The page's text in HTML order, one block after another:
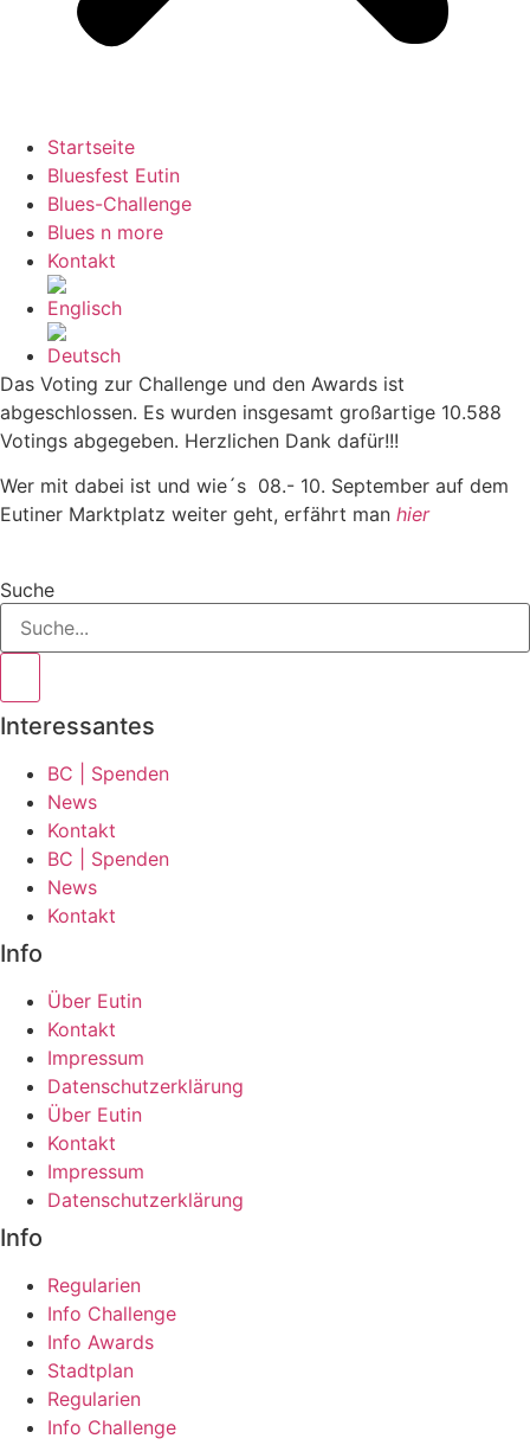
Startseite
Bluesfest Eutin
Blues-Challenge
Blues n more
Kontakt
Das Voting zur Challenge und den Awards ist
abgeschlossen. Es wurden insgesamt großartige 10.588
Votings abgegeben. Herzlichen Dank dafür!!!
Wer mit dabei ist und wie´s 08.- 10. September auf dem
Eutiner Marktplatz weiter geht, erfährt man hier
Suche
Interessantes
BC | Spenden
News
Kontakt
BC | Spenden
News
Kontakt
Info
Über Eutin
Kontakt
Impressum
Datenschutzerklärung
Über Eutin
Kontakt
Impressum
Datenschutzerklärung
Info
Regularien
Info Challenge
Info Awards
Stadtplan
Regularien
Info Challenge